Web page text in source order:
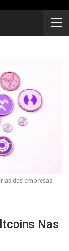
das empresas
Nas